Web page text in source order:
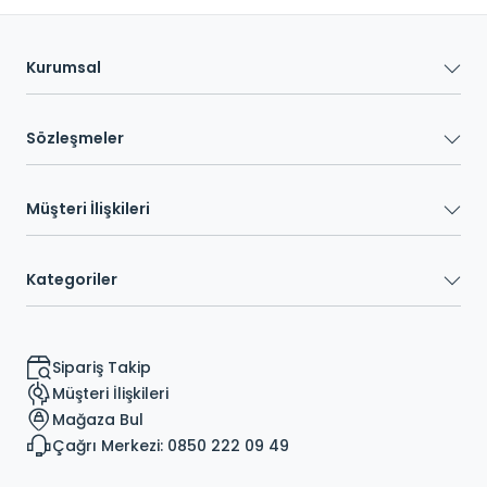
Kurumsal
Sözleşmeler
Müşteri İlişkileri
Kategoriler
Sipariş Takip
Müşteri İlişkileri
Mağaza Bul
Çağrı Merkezi: 0850 222 09 49